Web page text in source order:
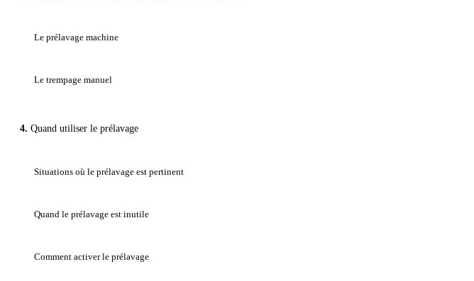
Le prélavage machine
Le trempage manuel
Quand utiliser le prélavage
Situations où le prélavage est pertinent
Quand le prélavage est inutile
Comment activer le prélavage